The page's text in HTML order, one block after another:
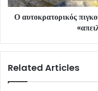
Ο αυτοκρατορικός
Related Articles